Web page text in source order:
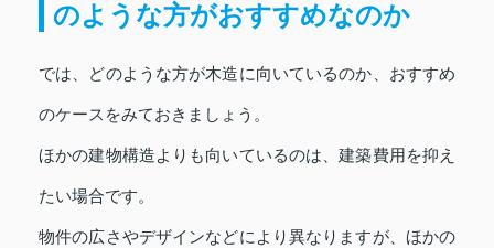
のような方がおすすめなのか
では、どのような方が木造に向いているのか、おすすめ
のケースをみておきましょう。
ほかの建物構造よりも向いているのは、建築費用を抑え
たい場合です。
物件の広さやデザインなどにより異なりますが、ほかの